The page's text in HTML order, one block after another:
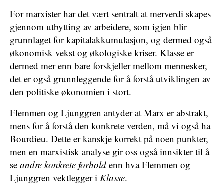
For marxister har det vært sentralt at merverdi skapes
gjennom utbytting av arbeidere, som igjen blir
grunnlaget for kapitalakkumulasjon, og dermed også
økonomisk vekst og økologiske kriser. Klasse er
dermed mer enn bare forskjeller mellom mennesker,
det er også grunnleggende for å forstå utviklingen av
den politiske økonomien i stort.
Flemmen og Ljunggren antyder at Marx er abstrakt,
mens for å forstå den konkrete verden, må vi også ha
Bourdieu. Dette er kanskje korrekt på noen punkter,
men en marxistisk analyse gir oss også innsikter til å
se andre konkrete forhold enn hva Flemmen og
Ljunggren vektlegger i Klasse.